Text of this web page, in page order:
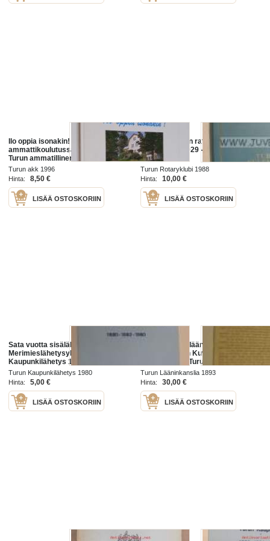
Ilo oppia isonakin! - Turun
ammattikoulutussäätiö 25 vuotta,
Turun ammatillinen
aikuiskoulutuskeskus 20 vuotta
Turun akk 1996
Hinta:
8,50 €
LISÄÄ OSTOSKORIIN
Turun kultainen ratas - Turun
Rotaryklubi 1929 - 1989 Åbo
Rotaryklubb
Turun Rotaryklubi 1988
Hinta:
10,00 €
LISÄÄ OSTOSKORIIN
Sata vuotta sisälähetystä. Turun
Merimieslähetysyhdistys - Turun
Kaupunkilähetys 1880-1892-1980
Turun Kaupunkilähetys 1980
Hinta:
5,00 €
LISÄÄ OSTOSKORIIN
Turun ja Porin läänin sekä
Ahvenanmaan Kuvernöörin päätös
ajoista, jolloin Turun kaupungin
ravintoloita ja sveitsereitä sekä
ravintola- ja anniskelupa
Turun Lääninkanslia 1893
Hinta:
30,00 €
LISÄÄ OSTOSKORIIN